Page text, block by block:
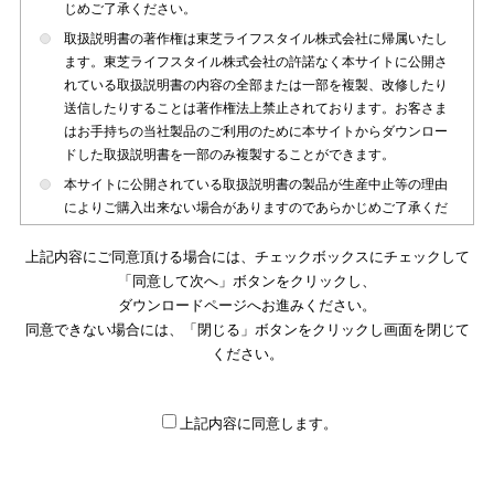
じめご了承ください。
取扱説明書の著作権は東芝ライフスタイル株式会社に帰属いたし
ます。東芝ライフスタイル株式会社の許諾なく本サイトに公開さ
れている取扱説明書の内容の全部または一部を複製、改修したり
送信したりすることは著作権法上禁止されております。お客さま
はお手持ちの当社製品のご利用のために本サイトからダウンロー
ドした取扱説明書を一部のみ複製することができます。
本サイトに公開されている取扱説明書の製品が生産中止等の理由
によりご購入出来ない場合がありますのであらかじめご了承くだ
本サイトに公開されている取扱説明書は、製品が発売された時点
のものを掲載しております。従いまして本サイトに掲載されてい
る取扱説明書の記載内容とお客さまがお持ちの製品の仕様がその
後のマイナーチェンジ等で変更になる場合がございます。本サイ
トに公開されている取扱説明書の内容とお手持ちの製品の仕様に
上記内容にご同意頂ける場合には、チェックボックスにチェックして
「同意して次へ」ボタンをクリックし、
ダウンロードページへお進みください。
同意できない場合には、「閉じる」ボタンをクリックし画面を閉じて
ください。
上記内容に同意します。